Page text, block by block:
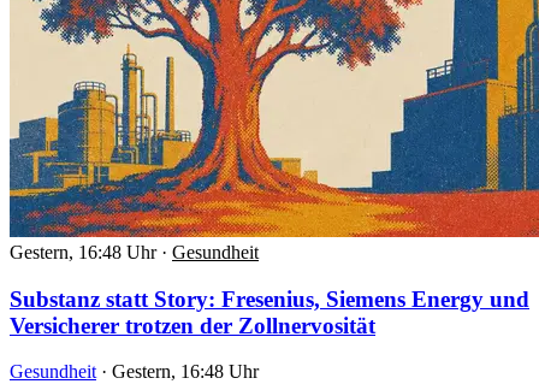
Gestern, 16:48 Uhr · Gesundheit
Substanz statt Story: Fresenius, Siemens Energy und
Versicherer trotzen der Zollnervosität
Gesundheit · Gestern, 16:48 Uhr